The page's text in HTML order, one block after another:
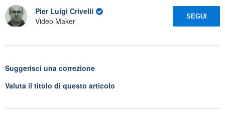
Pier Luigi Crivelli
Video Maker
SEGUI
Suggerisci una correzione
Valuta il titolo di questo articolo